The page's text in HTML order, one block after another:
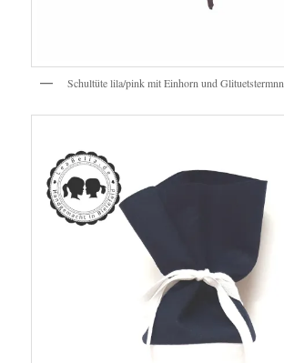
Schultüte lila/pink mit Einhorn und Glituetstermnn